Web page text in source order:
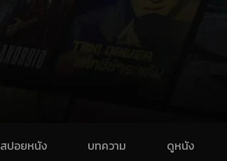
สปอยหนัง บทความ ดูหนัง